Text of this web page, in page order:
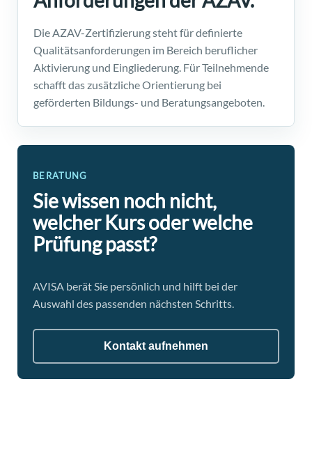
Die AZAV-Zertifizierung steht für definierte
Qualitätsanforderungen im Bereich beruflicher
Aktivierung und Eingliederung. Für Teilnehmende
schafft das zusätzliche Orientierung bei
geförderten Bildungs- und Beratungsangeboten.
BERATUNG
Sie wissen noch nicht,
welcher Kurs oder welche
Prüfung passt?
AVISA berät Sie persönlich und hilft bei der
Auswahl des passenden nächsten Schritts.
Kontakt aufnehmen